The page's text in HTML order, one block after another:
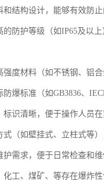
结构设计，能够有效防
防护等级（如IP65及以
度材料（如不锈钢、铝
爆标准（如GB3836、
识清晰，便于操作人员
（如壁挂式、立柱式等）
需求，便于日常检查和维
工、煤矿、等存在爆炸性